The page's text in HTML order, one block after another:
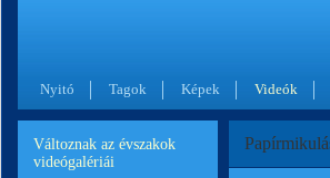
Nyitó Tagok Képek Videók
Változnak az évszakok
videógalériái